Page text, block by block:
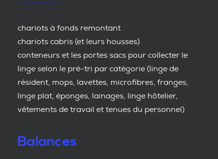
chariots à fonds remontant
chariots cabris (et leurs housses)
conteneurs et les portes sacs pour collecter le
linge selon le pré-tri par catégorie (linge de
résident, mops, lavettes, microfibres, franges,
linge plat, éponges, lainages, linge hôtelier,
vêtements de travail et tenues du personnel)
Balances